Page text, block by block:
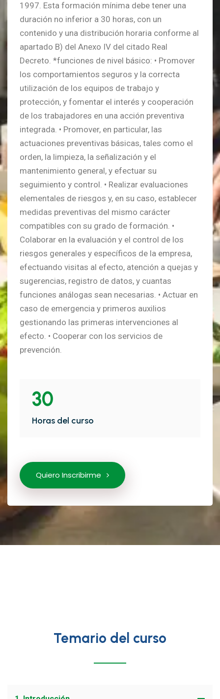
1997. Esta formación mínima debe tener una
duración no inferior a 30 horas, con un
contenido y una distribución horaria conforme al
apartado B) del Anexo IV del citado Real
Decreto. *funciones de nivel básico: • Promover
los comportamientos seguros y la correcta
utilización de los equipos de trabajo y
protección, y fomentar el interés y cooperación
de los trabajadores en una acción preventiva
integrada. • Promover, en particular, las
actuaciones preventivas básicas, tales como el
orden, la limpieza, la señalización y el
mantenimiento general, y efectuar su
seguimiento y control. • Realizar evaluaciones
elementales de riesgos y, en su caso, establecer
medidas preventivas del mismo carácter
compatibles con su grado de formación. •
Colaborar en la evaluación y el control de los
riesgos generales y específicos de la empresa,
efectuando visitas al efecto, atención a quejas y
sugerencias, registro de datos, y cuantas
funciones análogas sean necesarias. • Actuar en
caso de emergencia y primeros auxilios
gestionando las primeras intervenciones al
efecto. • Cooperar con los servicios de
prevención.
30
Horas del curso
Quiero Inscribirme
Temario del curso